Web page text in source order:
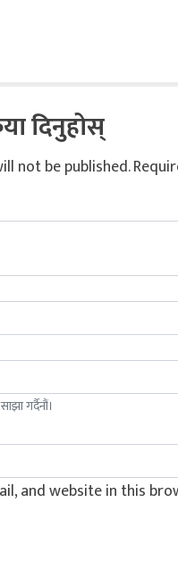
दिनुहोस्
not be published.
गर्दैनौं।
and website in this